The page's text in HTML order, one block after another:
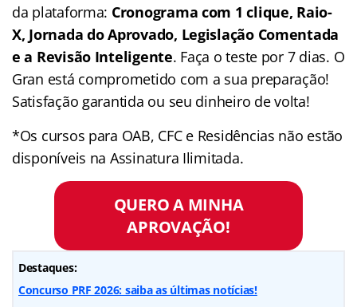
da plataforma: Cronograma com 1 clique, Raio-
X, Jornada do Aprovado, Legislação Comentada
e a Revisão Inteligente. Faça o teste por 7 dias. O
Gran está comprometido com a sua preparação!
Satisfação garantida ou seu dinheiro de volta!
*Os cursos para OAB, CFC e Residências não estão
disponíveis na Assinatura Ilimitada.
QUERO A MINHA
APROVAÇÃO!
Destaques:
Concurso PRF 2026: saiba as últimas notícias!